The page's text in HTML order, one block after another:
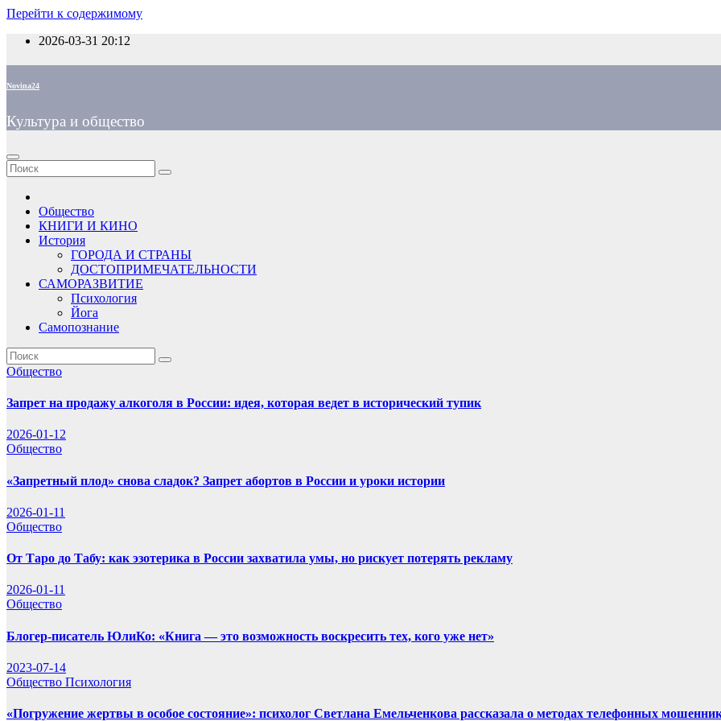
Перейти к содержимому
2026-03-31 20:12
Novina24
Культура и общество
Общество
КНИГИ И КИНО
История
ГОРОДА И СТРАНЫ
ДОСТОПРИМЕЧАТЕЛЬНОСТИ
САМОРАЗВИТИЕ
Психология
Йога
Самопознание
Общество
Запрет на продажу алкоголя в России: идея, которая ведет в исторический тупик
2026-01-12
Общество
«Запретный плод» снова сладок? Запрет абортов в России и уроки истории
2026-01-11
Общество
От Таро до Табу: как эзотерика в России захватила умы, но рискует потерять рекламу
2026-01-11
Общество
Блогер-писатель ЮлиКо: «Книга — это возможность воскресить тех, кого уже нет»
2023-07-14
Общество Психология
«Погружение жертвы в особое состояние»: психолог Светлана Емельченкова рассказала о методах телефонных